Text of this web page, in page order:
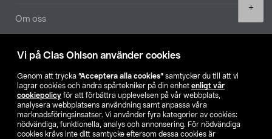
Vi på Clas Ohlson använder cookies
Genom att trycka ”Acceptera alla cookies” samtycker du till att vi
lagrar cookies och andra spårtekniker på din enhet enligt vår
cookiepolicy för att förbättra upplevelsen på vår webbplats,
analysera webbplatsens användning samt anpassa våra
marknadsföringsinsatser. Vi använder fyra kategorier av cookies:
nödvändiga, funktionella, analys och annonsering. För nödvändiga
cookies krävs inte ditt samtycke eftersom dessa cookies är
+
Om oss
Aktuellt
Våra bolag
Hitta butik